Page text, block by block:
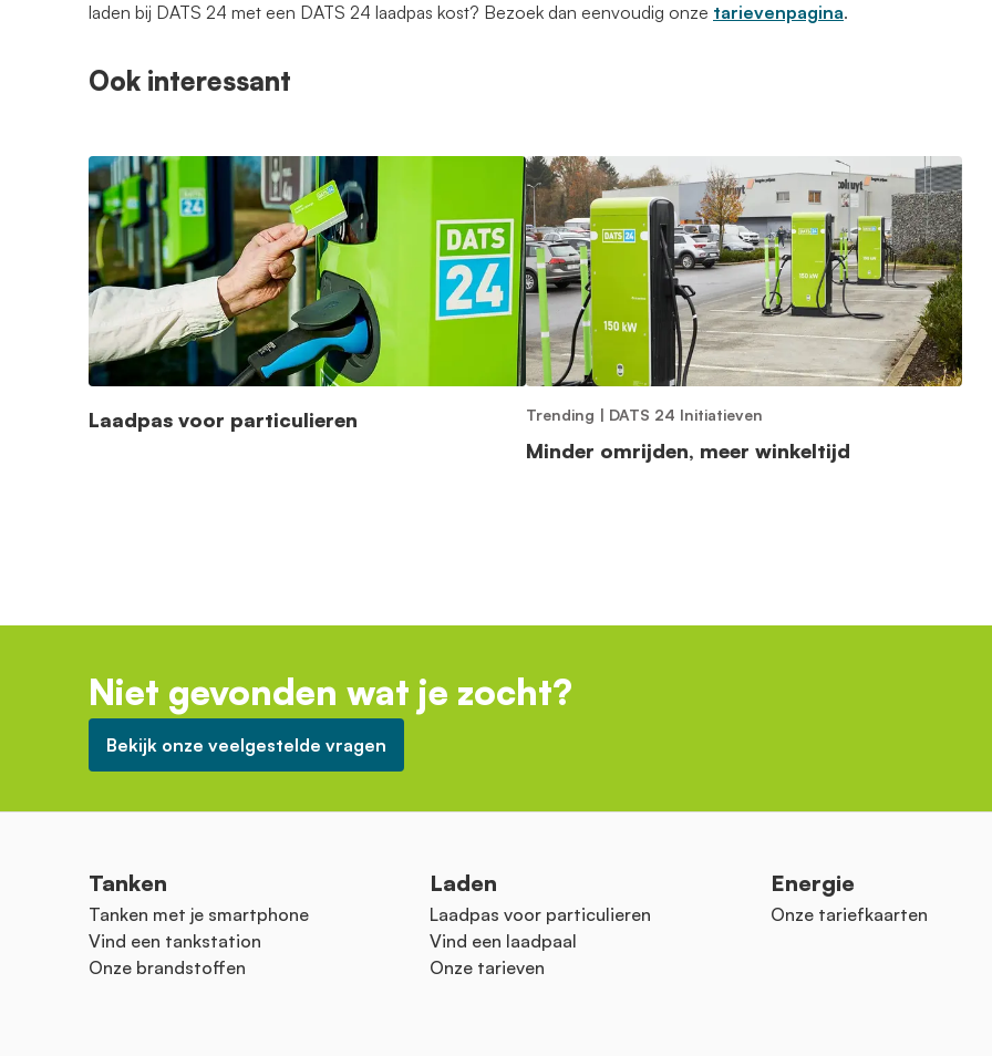
laden bij DATS 24 met een DATS 24 laadpas kost? Bezoek dan eenvoudig onze tarievenpagina.
Ook interessant
Laadpas voor particulieren Trending | DATS 24 Initiatieven
Minder omrijden, meer winkeltijd
Niet gevonden wat je zocht?
Bekijk onze veelgestelde vragen
Tanken
Tanken met je smartphone
Vind een tankstation
Onze brandstoffen
Laden
Laadpas voor particulieren
Vind een laadpaal
Onze tarieven
Energie
Onze tariefkaarten